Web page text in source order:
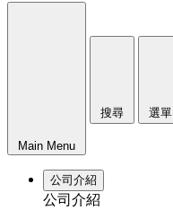
Main Menu
搜尋 選單
公司介紹
公司介紹